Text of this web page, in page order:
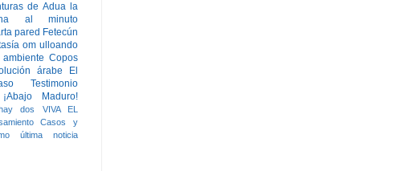
de Adua la
al minuto
pared Fetecún
om ulloando
Copos
árabe
El
Testimonio
¡Abajo Maduro!
dos
VIVA EL
Casos y
última noticia